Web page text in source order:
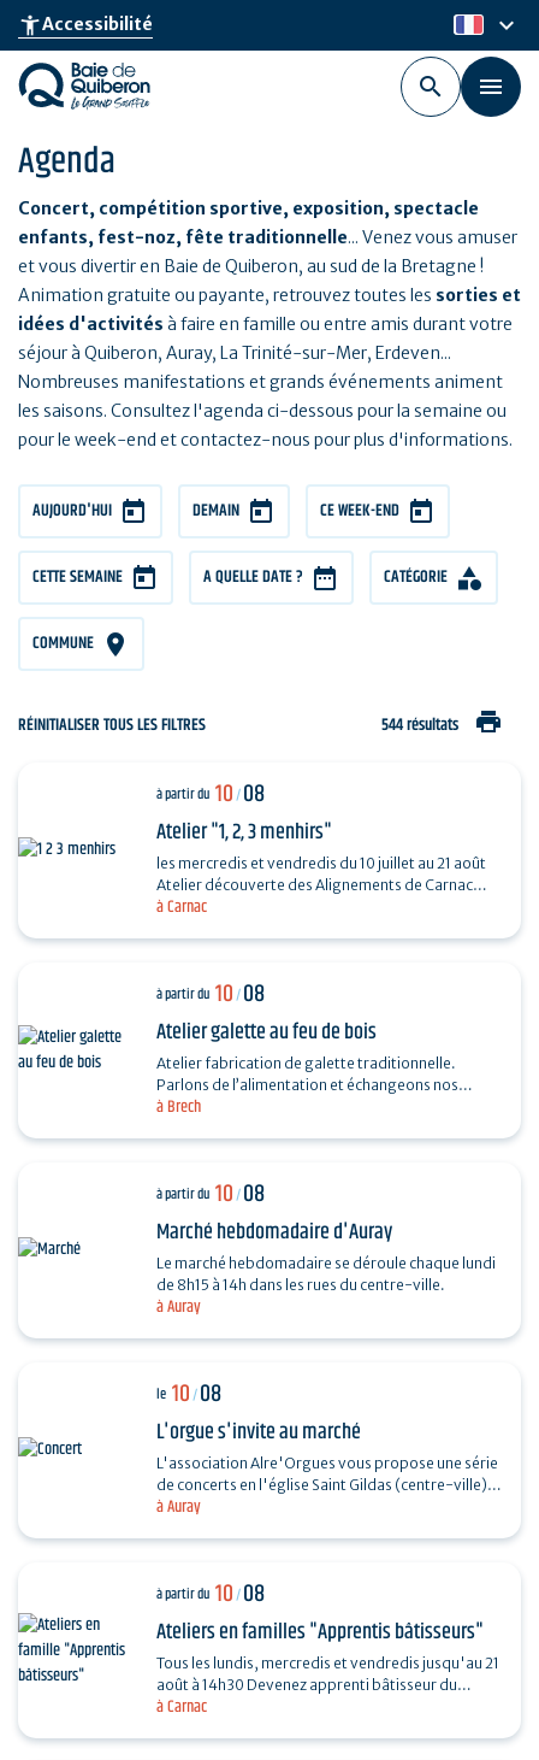
Aller
au
contenu
principal
accessibility_newAccessibilité fr
keyboard_arrow_down
Agenda
Concert, compétition sportive, exposition, spectacle
enfants, fest-noz, fête traditionnelle... Venez vous amuser
et vous divertir en Baie de Quiberon, au sud de la Bretagne !
Animation gratuite ou payante, retrouvez toutes les sorties et
idées d'activités à faire en famille ou entre amis durant votre
séjour à Quiberon, Auray, La Trinité-sur-Mer, Erdeven...
Nombreuses manifestations et grands événements animent
les saisons. Consultez l'agenda ci-dessous pour la semaine ou
pour le week-end et contactez-nous pour plus d'informations.
AUJOURD'HUI DEMAIN CE WEEK-END
CETTE SEMAINE A QUELLE DATE ? CATÉGORIE
COMMUNE
RÉINITIALISER TOUS LES FILTRES 544 résultats print
à Carnac
à partir du 10/08
Atelier "1, 2, 3 menhirs"
les mercredis et vendredis du 10 juillet au 21 août
Atelier découverte des Alignements de Carnac
destiné aux enfants de 4 à 6 ans en compagnie
à Brech
à partir du 10/08
Atelier galette au feu de bois
Atelier fabrication de galette traditionnelle.
Parlons de l’alimentation et échangeons nos
recettes autour de la galette. Fabrication, cuisson
à Auray
à partir du 10/08
Marché hebdomadaire d'Auray
Le marché hebdomadaire se déroule chaque lundi
de 8h15 à 14h dans les rues du centre-ville.
à Auray
le 10/08
L'orgue s'invite au marché
L'association Alre'Orgues vous propose une série
de concerts en l'église Saint Gildas (centre-ville).
à Carnac
à partir du 10/08
Ateliers en familles "Apprentis bâtisseurs"
Tous les lundis, mercredis et vendredis jusqu'au 21
août à 14h30 Devenez apprenti bâtisseur du
Néolithique pour percer les secrets de